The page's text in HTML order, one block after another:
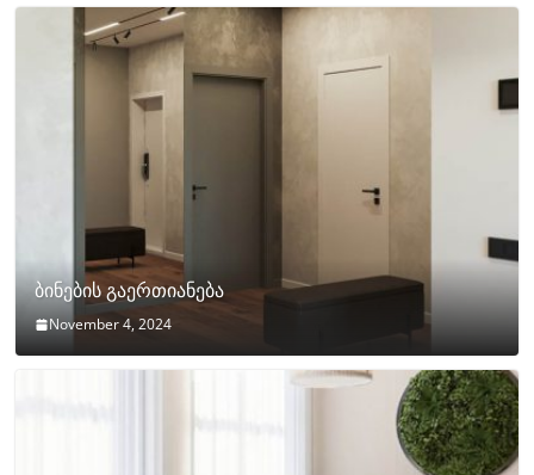
ბინების გაერთიანება
November 4, 2024